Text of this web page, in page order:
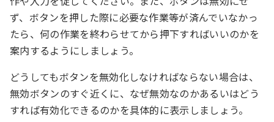
ず、ボタンを押した際に必要な作業等が済んでいなかっ
たら、何の作業を終わらせてから押下すればいいのかを
案内するようにしましょう。
どうしてもボタンを無効化しなければならない場合は、
無効ボタンのすぐ近くに、なぜ無効なのかあるいはどう
すれば有効化できるのかを具体的に表示しましょう。